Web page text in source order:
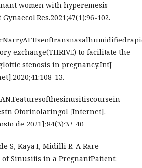
women with hyperemesis
Res.2021;47(1):96-102.
exchange(THRIVE) to facilitate the
stenosis in pregnancy.IntJ
13.
Otorinolaringol [Internet].
de 2021];84(3):37-40.
S, Kaya I, Midilli R. A Rare
Sinusitis in a PregnantPatient: